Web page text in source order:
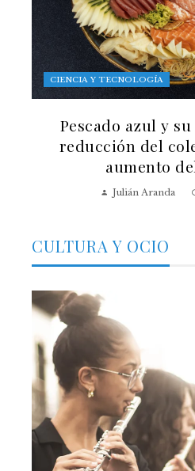
CIENCIA Y TECNOLOGÍA
Pescado azul y
reducción del
aumento
Julián Aranda
CULTURA Y OCIO